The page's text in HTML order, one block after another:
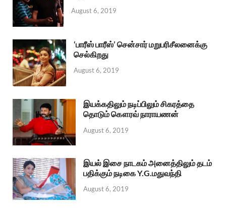
August 6, 2019
‘பாரீஸ் பாரீஸ்’ சென்சார் மறுபரிசீலனைக்கு
செல்கிறது
August 6, 2019
இயக்கதிலும் நடிப்பிலும் சிகரத்தை
தொடும் கௌரவ் நாராயணன்
August 6, 2019
இயல் இசை நாடகம் அனைத்திலும் தடம்
பதிக்கும் நடிகை Y.G.மதுவந்தி
August 6, 2019